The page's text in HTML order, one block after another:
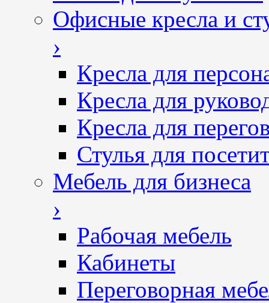
Офисные кресла и
›
Кресла для
Кресла для
Кресла для
Стулья для
Мебель для бизнеса
›
Рабочая мебель
Кабинеты
Переговорная